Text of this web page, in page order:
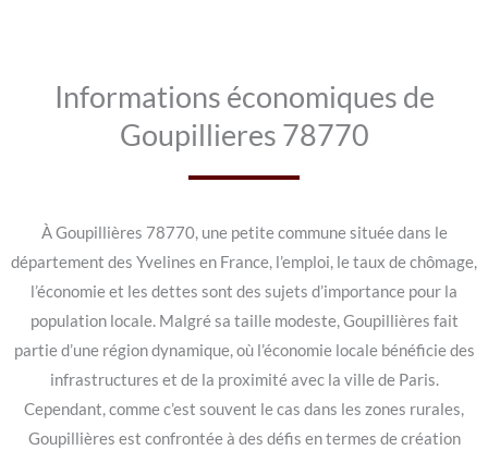
Informations économiques de
Goupillieres 78770
À Goupillières 78770, une petite commune située dans le
département des Yvelines en France, l’emploi, le taux de chômage,
l’économie et les dettes sont des sujets d’importance pour la
population locale. Malgré sa taille modeste, Goupillières fait
partie d’une région dynamique, où l’économie locale bénéficie des
infrastructures et de la proximité avec la ville de Paris.
Cependant, comme c’est souvent le cas dans les zones rurales,
Goupillières est confrontée à des défis en termes de création